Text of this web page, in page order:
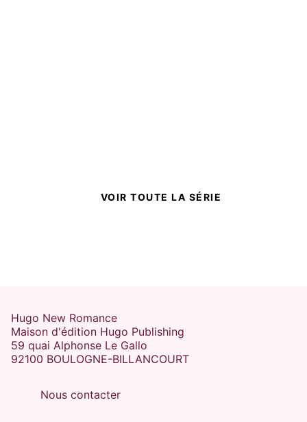
SECONDE CHANCE
VOIR TOUTE LA SÉRIE
Hugo New Romance
Maison d'édition Hugo Publishing
59 quai Alphonse Le Gallo
92100 BOULOGNE-BILLANCOURT
Nous contacter